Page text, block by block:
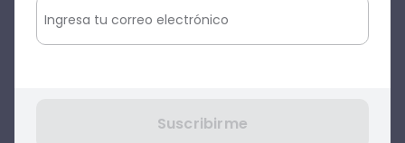
conveniente que uses un lenguaje
descontracturado, preciso y ameno para
Suscribirme